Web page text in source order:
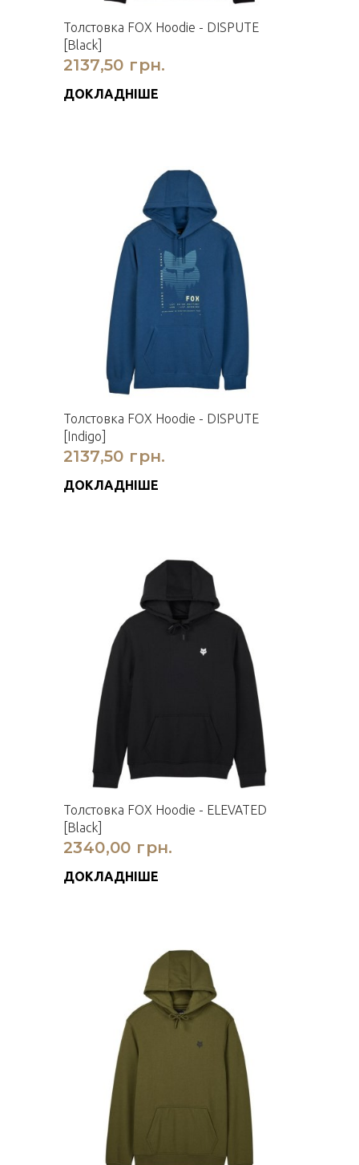
Толстовка FOX Hoodie - DISPUTE
[Black]
2137,50 грн.
ДОКЛАДНІШЕ
Толстовка FOX Hoodie - DISPUTE
[Indigo]
2137,50 грн.
ДОКЛАДНІШЕ
Толстовка FOX Hoodie - ELEVATED
[Black]
2340,00 грн.
ДОКЛАДНІШЕ